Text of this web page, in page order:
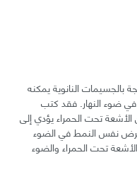
بالجسيمات النانوية يمكنه
في ضوء النهار. فقد كتب
الأشعة تحت الحمراء يؤدي إلى
نفس النمط في الضوء
تحت الحمراء والضوء